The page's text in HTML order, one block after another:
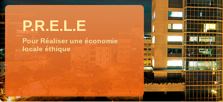
P.R.E.L.E
Pour Réaliser une économie
locale éthique